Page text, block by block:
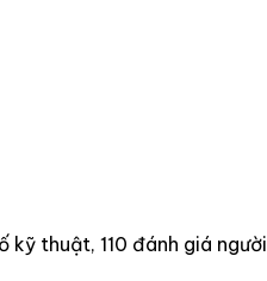
kỹ thuật, 110 đánh giá người